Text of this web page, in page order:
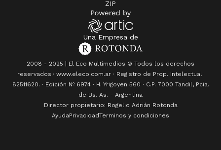
ZIP
Una Empresa de
2008 - 2025 | El Eco Multimedios © Todos los derechos
reservados.· www.eleco.com.ar · Registro de Prop. Intelectual:
82511620. · Edición Nº 6974· H. Yrigoyen 560 · C.P. 7000 Tandil, Pcia.
de Bs. As. - Argentina
Director propietario: Rogelio Adrián Rotonda
AyudaPrivacidadTerminos y condiciones